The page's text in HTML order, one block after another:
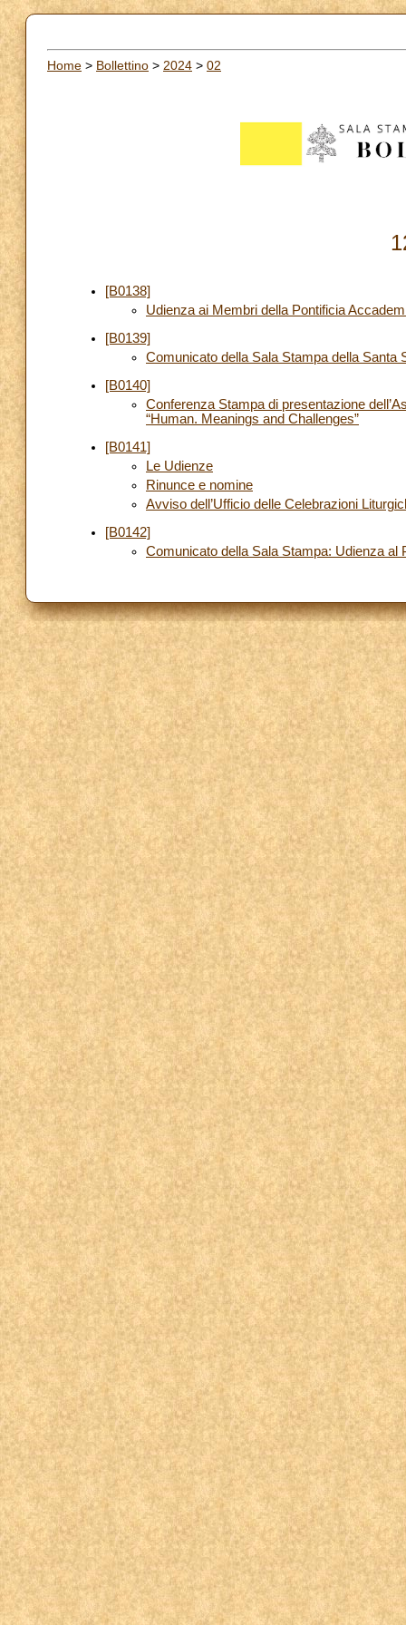
Home > Bollettino > 2024 > 02
[B0138]
Udienza ai Membri della Pontificia
[B0139]
Comunicato della Sala Stampa della Santa
[B0140]
Conferenza Stampa di presentazione
“Human. Meanings and Challenges”
[B0141]
Le Udienze
Rinunce e nomine
Avviso dell’Ufficio delle Celebrazioni
[B0142]
Comunicato della Sala Stampa: Udienza al